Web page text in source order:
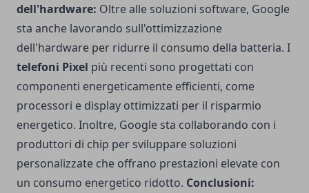
dell'hardware: Oltre alle soluzioni software, Google
sta anche lavorando sull'ottimizzazione
dell'hardware per ridurre il consumo della batteria. I
telefoni Pixel più recenti sono progettati con
componenti energeticamente efficienti, come
processori e display ottimizzati per il risparmio
energetico. Inoltre, Google sta collaborando con i
produttori di chip per sviluppare soluzioni
personalizzate che offrano prestazioni elevate con
un consumo energetico ridotto. Conclusioni: